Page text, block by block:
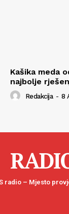
Kašika meda
najbolje
Redakcija - 8
radio – Mjesto